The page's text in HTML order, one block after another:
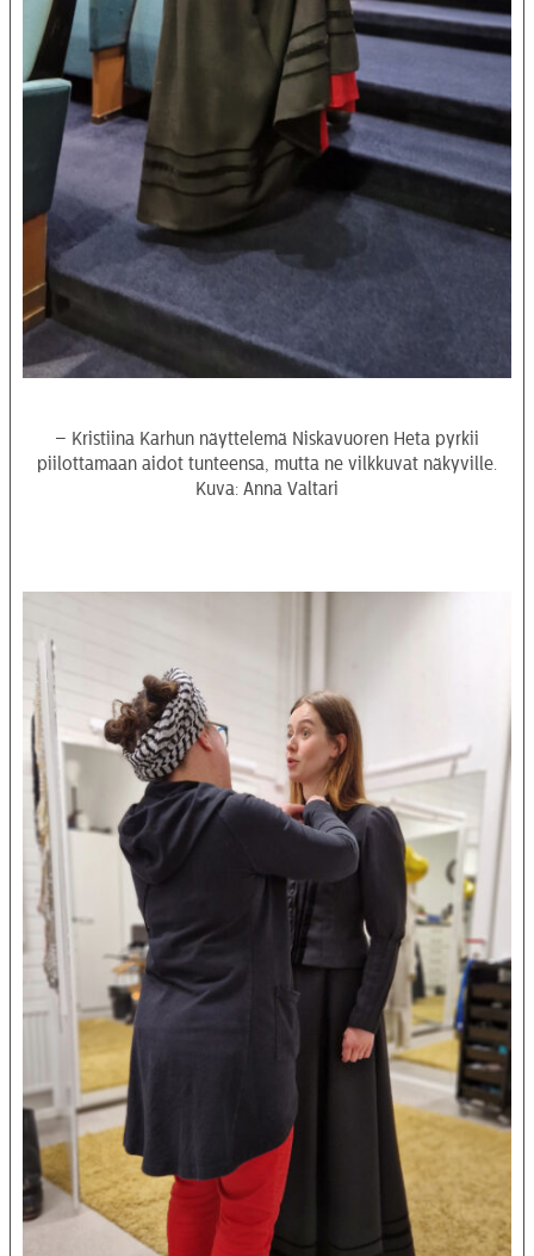
– Kristiina Karhun näyttelemä Niskavuoren Heta pyrkii
piilottamaan aidot tunteensa, mutta ne vilkkuvat näkyville.
Kuva: Anna Valtari